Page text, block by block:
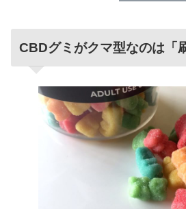
CBDグミがクマ型なのは「